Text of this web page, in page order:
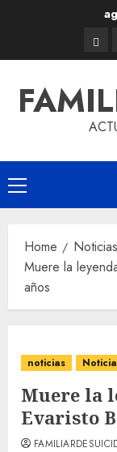
Home
Muere la
años
noticias
Muere la
Evaristo